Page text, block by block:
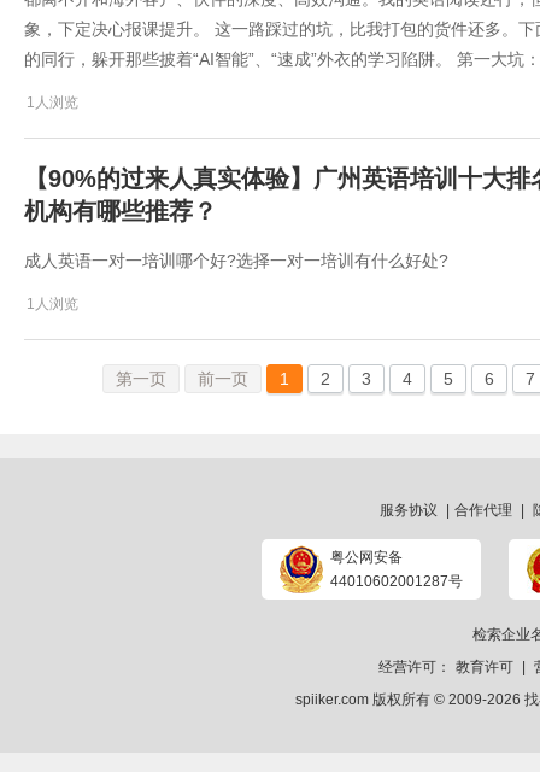
象，下定决心报课提升。 这一路踩过的坑，比我打包的货件还多。
的同行，躲开那些披着“AI智能”、“速成”外衣的学习陷阱。 第一大坑
1人浏览
【90%的过来人真实体验】广州英语培训十大
机构有哪些推荐？
成人英语一对一培训哪个好?选择一对一培训有什么好处?
1人浏览
第一页 前一页 1 2 3 4 5 6 7
服务协议 合作代理
粤公网安备
44010602001287号
检索企业
经营许可：
教育许可
spiiker.com 版权所有 © 2009-2026